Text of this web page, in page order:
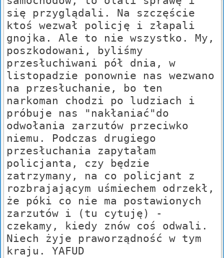
się przyglądali. Na szczęście
ktoś wezwał policję i złapali
gnojka. Ale to nie wszystko. My,
poszkodowani, byliśmy
przesłuchiwani pół dnia, w
listopadzie ponownie nas wezwano
na przesłuchanie, bo ten
narkoman chodzi po ludziach i
próbuje nas "nakłaniać"do
odwołania zarzutów przeciwko
niemu. Podczas drugiego
przesłuchania zapytałam
policjanta, czy będzie
zatrzymany, na co policjant z
rozbrajającym uśmiechem odrzekł,
że póki co nie ma postawionych
zarzutów i (tu cytuję) -
czekamy, kiedy znów coś odwali.
Niech żyje praworządność w tym
kraju. YAFUD